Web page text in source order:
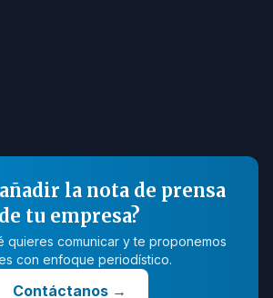
la nota de prensa
de tu empresa?
quieres comunicar y te proponemos
con enfoque periodístico.
Contáctanos→